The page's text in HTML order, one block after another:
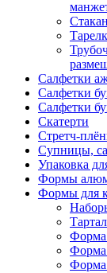
Салфетки
Салфетки
Салфетки
Скатерти
Стретч-
Супницы,
Упаковка
Формы
Формы для
Форма